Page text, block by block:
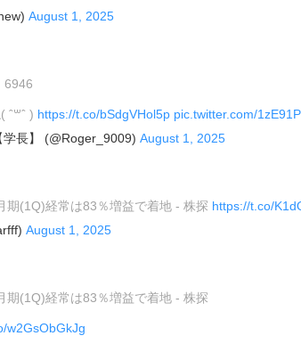
August 1, 2025
6946
) https://t.co/bSdgVHol5p pic.twitter.com/
長】 (@Roger_9009) August 1, 2025
期(1Q)経常は83％増益で着地 - 株探 https://t.co/
August 1, 2025
期(1Q)経常は83％増益で着地 - 株探
w2GsObGkJg